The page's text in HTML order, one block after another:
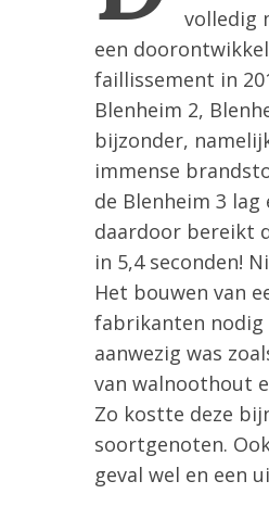
volledig
een
faillissement in
Blenheim 2,
bijzonder,
immense
de Blenheim 3
daardoor bereikt
in 5,4 seconden!
Het bouwen van
fabrikanten nodig
aanwezig was
van walnoothout
Zo kostte deze
soortgenoten.
geval wel en een
e
a
r
c
f
o
: